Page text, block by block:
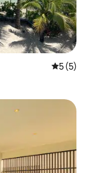
5 (5)